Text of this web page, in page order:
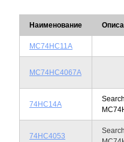
Наименование
MC74HC11A
MC74HC4067A
74HC14A
74HC4053